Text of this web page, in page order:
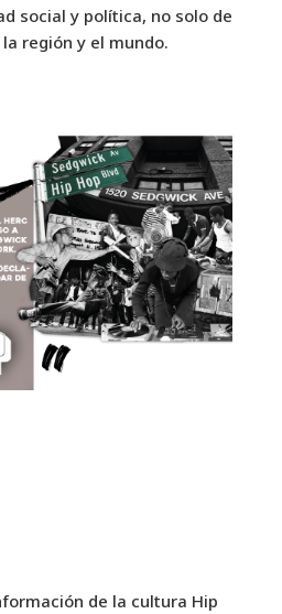
social y política, no solo de
región y el mundo.
de la cultura Hip